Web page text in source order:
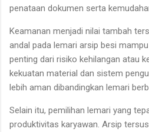
penataan dokumen serta
Keamanan menjadi nilai tambah
andal pada lemari arsip besi
penting dari risiko kehilangan atau
kekuatan material dan sistem
lebih aman dibandingkan lemari
Selain itu, pemilihan lemari yang
produktivitas karyawan. Arsip